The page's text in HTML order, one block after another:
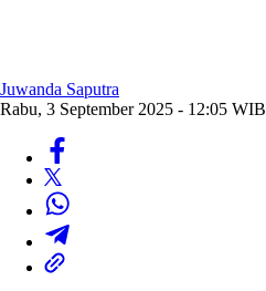
Juwanda Saputra
Rabu, 3 September 2025 - 12:05 WIB